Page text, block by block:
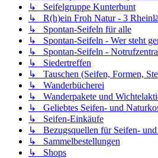
↳ Seifelgruppe Kunterbunt
↳ R(h)ein Froh Natur - 3
↳ Spontan-Seifeln für alle
↳ Spontan-Seifeln - Wer steht
↳ Spontan-Seifeln -
↳ Siedertreffen
↳ Tauschen (Seifen, Formen,
↳ Wanderbücherei
↳ Wanderpakete und
↳ Geliebtes Seifen- und
↳ Seifen-Einkäufe
↳ Bezugsquellen für Seifen-
↳ Sammelbestellungen
↳ Shops